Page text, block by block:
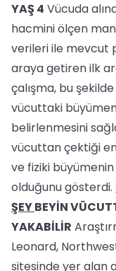
YAŞ 4 Vücuda
hacmini ölçen
verileri ile mevcut
araya getiren ilk
çalışma, bu
vücuttaki
belirlenmesini
vücuttan çektiği
ve fiziki
olduğunu gösterdi.
ŞEYBEYİN
YAKABİLİR
Leonard,
sitesinde yer alan